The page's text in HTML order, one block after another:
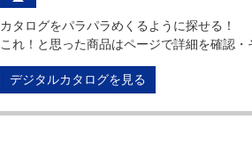
カタログをパラパラめくるように探せる！
これ！と思った商品はページで詳細を確認・
デジタルカタログを見る